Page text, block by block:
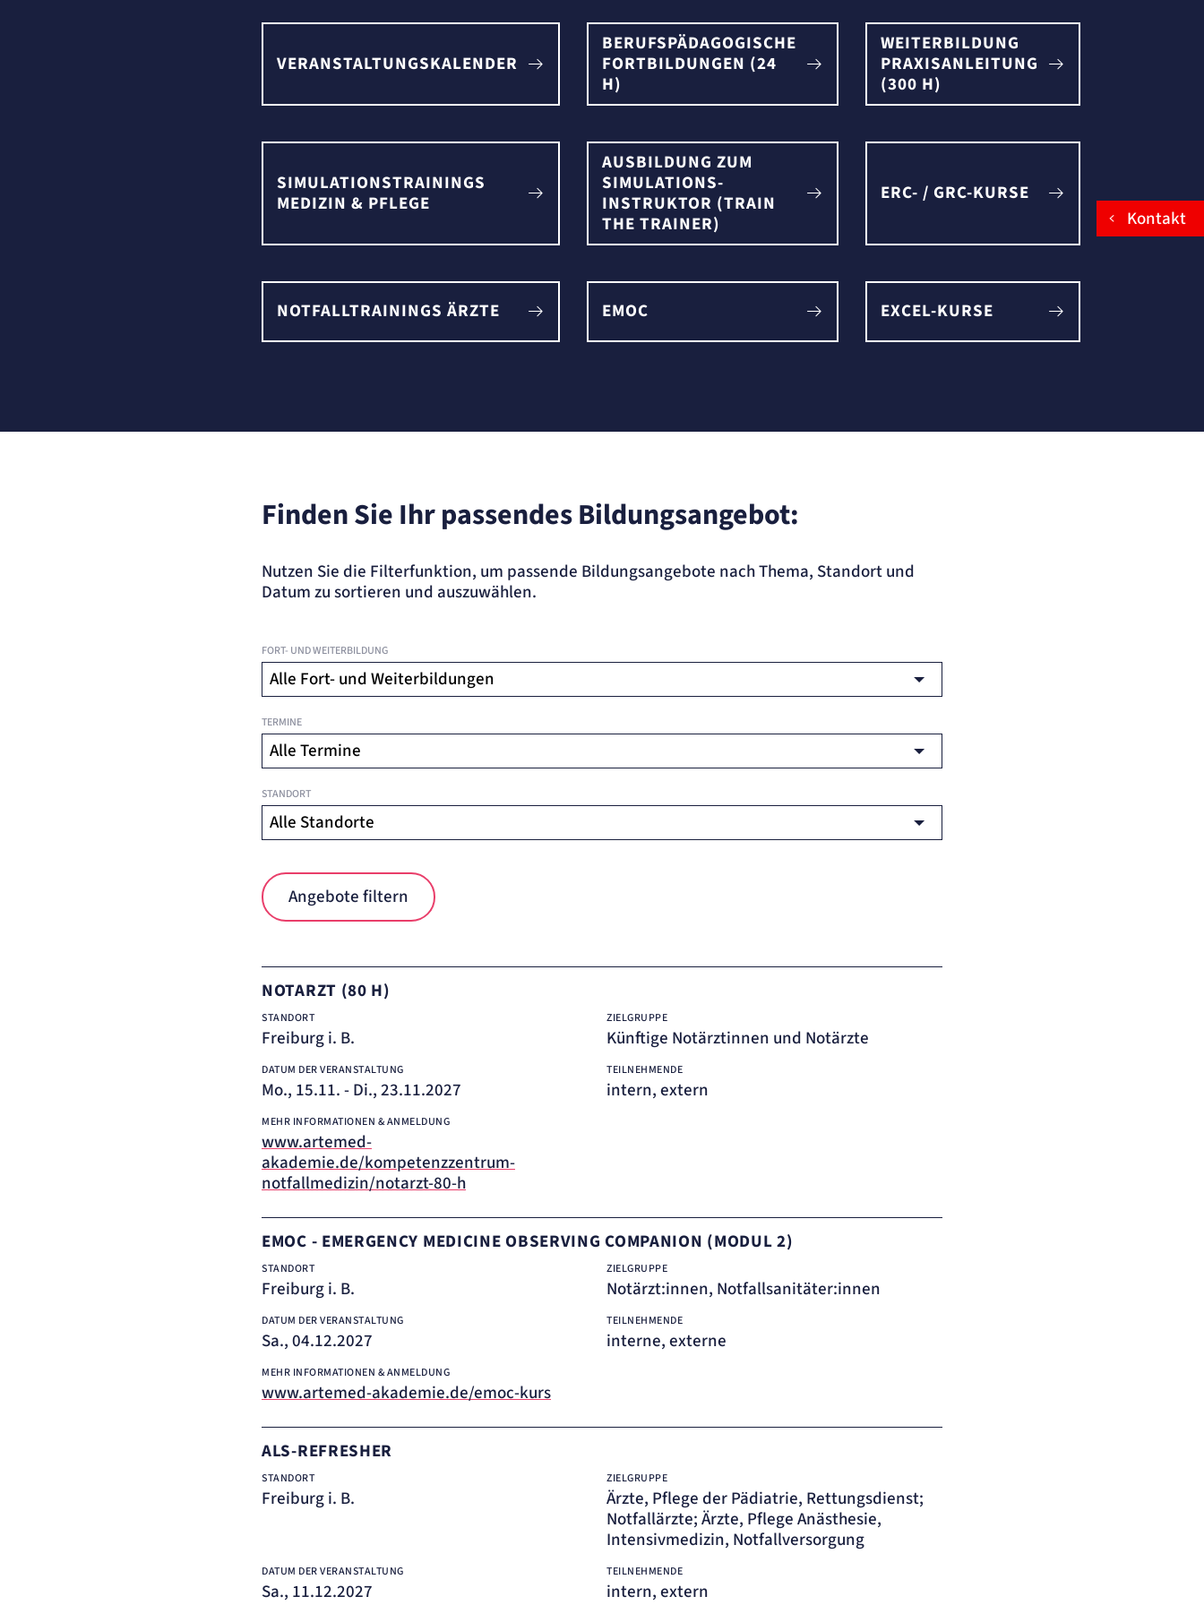
VERANSTALTUNGSKALENDER
BERUFSPÄDAGOGISCHE
FORTBILDUNGEN (24
H)
WEITERBILDUNG
PRAXISANLEITUNG
(300 H)
SIMULATIONSTRAININGS
MEDIZIN & PFLEGE
AUSBILDUNG ZUM
SIMULATIONS-
INSTRUKTOR (TRAIN
THE TRAINER)
ERC- / GRC-KURSE
NOTFALLTRAININGS ÄRZTE EMOC EXCEL-KURSE
Finden Sie Ihr passendes Bildungsangebot:
Nutzen Sie die Filterfunktion, um passende Bildungsangebote nach Thema, Standort und
Datum zu sortieren und auszuwählen.
FORT- UND WEITERBILDUNG
TERMINE
STANDORT
Angebote filtern
NOTARZT (80 H)
STANDORT
Freiburg i. B.
ZIELGRUPPE
Künftige Notärztinnen und Notärzte
DATUM DER VERANSTALTUNG
Mo., 15.11. - Di., 23.11.2027
TEILNEHMENDE
intern, extern
MEHR INFORMATIONEN & ANMELDUNG
www.artemed-
akademie.de/kompetenzzentrum-
notfallmedizin/notarzt-80-h
EMOC - EMERGENCY MEDICINE OBSERVING COMPANION (MODUL 2)
STANDORT
Freiburg i. B.
ZIELGRUPPE
Notärzt:innen, Notfallsanitäter:innen
DATUM DER VERANSTALTUNG
Sa., 04.12.2027
TEILNEHMENDE
interne, externe
MEHR INFORMATIONEN & ANMELDUNG
www.artemed-akademie.de/emoc-kurs
ALS-REFRESHER
STANDORT
Freiburg i. B.
ZIELGRUPPE
Ärzte, Pflege der Pädiatrie, Rettungsdienst;
Notfallärzte; Ärzte, Pflege Anästhesie,
Intensivmedizin, Notfallversorgung
DATUM DER VERANSTALTUNG
Sa., 11.12.2027
TEILNEHMENDE
intern, extern
Kontakt